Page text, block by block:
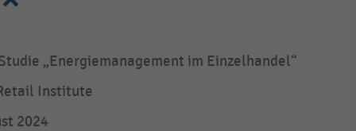
„Energiemanagement im Einzelhandel“
Institute
2024